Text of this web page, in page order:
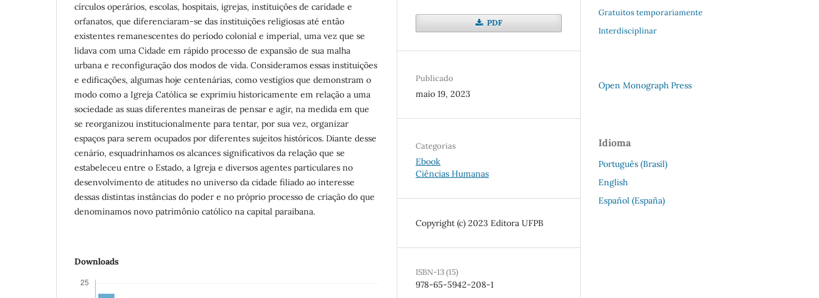
círculos operários, escolas, hospitais, igrejas, instituições de caridade e
orfanatos, que diferenciaram-se das instituições religiosas até então
existentes remanescentes do período colonial e imperial, uma vez que se
lidava com uma Cidade em rápido processo de expansão de sua malha
urbana e reconfiguração dos modos de vida. Consideramos essas instituições
e edificações, algumas hoje centenárias, como vestígios que demonstram o
modo como a Igreja Católica se exprimiu historicamente em relação a uma
sociedade as suas diferentes maneiras de pensar e agir, na medida em que
se reorganizou institucionalmente para tentar, por sua vez, organizar
espaços para serem ocupados por diferentes sujeitos históricos. Diante desse
cenário, esquadrinhamos os alcances significativos da relação que se
estabeleceu entre o Estado, a Igreja e diversos agentes particulares no
desenvolvimento de atitudes no universo da cidade filiado ao interesse
dessas distintas instâncias do poder e no próprio processo de criação do que
denominamos novo patrimônio católico na capital paraibana.
Downloads
PDF
Publicado
maio 19, 2023
Categorias
Ebook
Ciências Humanas
Copyright (c) 2023 Editora UFPB
ISBN-13 (15)
978-65-5942-208-1
Gratuitos temporariamente
Interdisciplinar
Open Monograph Press
Idioma
Português (Brasil)
English
Español (España)